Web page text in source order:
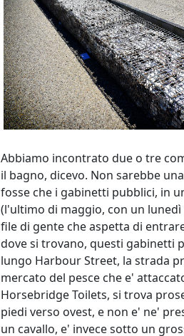
Abbiamo incontrato due o tre
il bagno, dicevo. Non sarebbe
fosse che i gabinetti pubblici, in
(l'ultimo di maggio, con un
file di gente che aspetta di
dove si trovano, questi gabinetti
lungo Harbour Street, la strada
mercato del pesce che e'
Horsebridge Toilets, si trova
piedi verso ovest, e non e' ne'
un cavallo, e' invece sotto un